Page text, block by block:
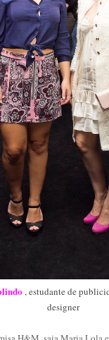
, estudante de
designer